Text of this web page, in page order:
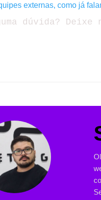
externas, como já
dúvida? Deixe